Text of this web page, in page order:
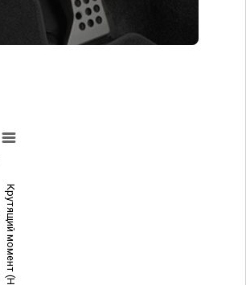
Крутящий момент (Нм)